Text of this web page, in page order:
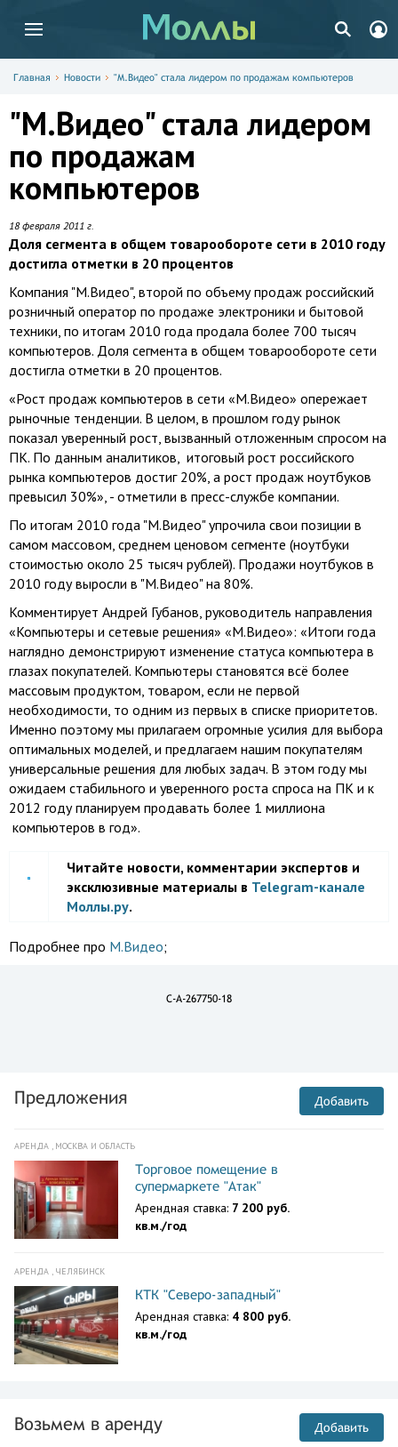
Главная Новости "М.Видео" стала лидером по продажам компьютеров
"М.Видео" стала лидером
по продажам
компьютеров
18 февраля 2011 г.
Доля сегмента в общем товарообороте сети в 2010 году
достигла отметки в 20 процентов
Компания "М.Видео", второй по объему продаж российский
розничный оператор по продаже электроники и бытовой
техники, по итогам 2010 года продала более 700 тысяч
компьютеров. Доля сегмента в общем товарообороте сети
достигла отметки в 20 процентов.
«Рост продаж компьютеров в сети «М.Видео» опережает
рыночные тенденции. В целом, в прошлом году рынок
показал уверенный рост, вызванный отложенным спросом на
ПК. По данным аналитиков, итоговый рост российского
рынка компьютеров достиг 20%, а рост продаж ноутбуков
превысил 30%», - отметили в пресс-службе компании.
По итогам 2010 года "М.Видео" упрочила свои позиции в
самом массовом, среднем ценовом сегменте (ноутбуки
стоимостью около 25 тысяч рублей). Продажи ноутбуков в
2010 году выросли в "М.Видео" на 80%.
Комментирует Андрей Губанов, руководитель направления
«Компьютеры и сетевые решения» «М.Видео»: «Итоги года
наглядно демонстрируют изменение статуса компьютера в
глазах покупателей. Компьютеры становятся всё более
массовым продуктом, товаром, если не первой
необходимости, то одним из первых в списке приоритетов.
Именно поэтому мы прилагаем огромные усилия для выбора
оптимальных моделей, и предлагаем нашим покупателям
универсальные решения для любых задач. В этом году мы
ожидаем стабильного и уверенного роста спроса на ПК и к
2012 году планируем продавать более 1 миллиона
компьютеров в год».
Читайте новости, комментарии экспертов и
эксклюзивные материалы в Telegram-канале
Моллы.ру.
Подробнее про М.Видео;
C-A-267750-18
Предложения Добавить
АРЕНДА , МОСКВА И ОБЛАСТЬ
Торговое помещение в
супермаркете "Атак"
Арендная ставка: 7 200 руб.
кв.м./год
АРЕНДА , ЧЕЛЯБИНСК
КТК "Северо-западный"
Арендная ставка: 4 800 руб.
кв.м./год
Возьмем в аренду Добавить